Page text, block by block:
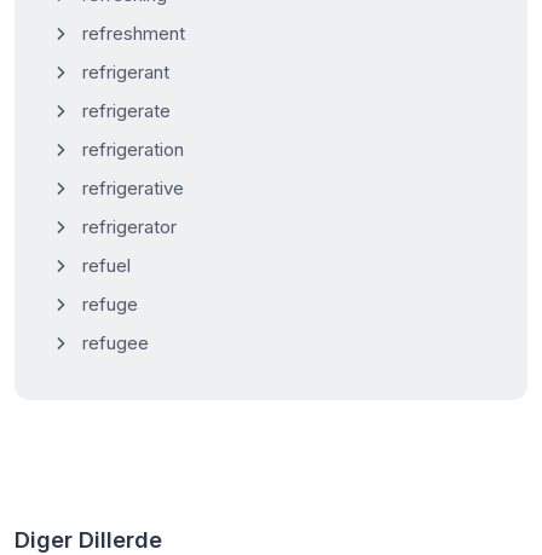
refreshment
refrigerant
refrigerate
refrigeration
refrigerative
refrigerator
refuel
refuge
refugee
Diger Dillerde